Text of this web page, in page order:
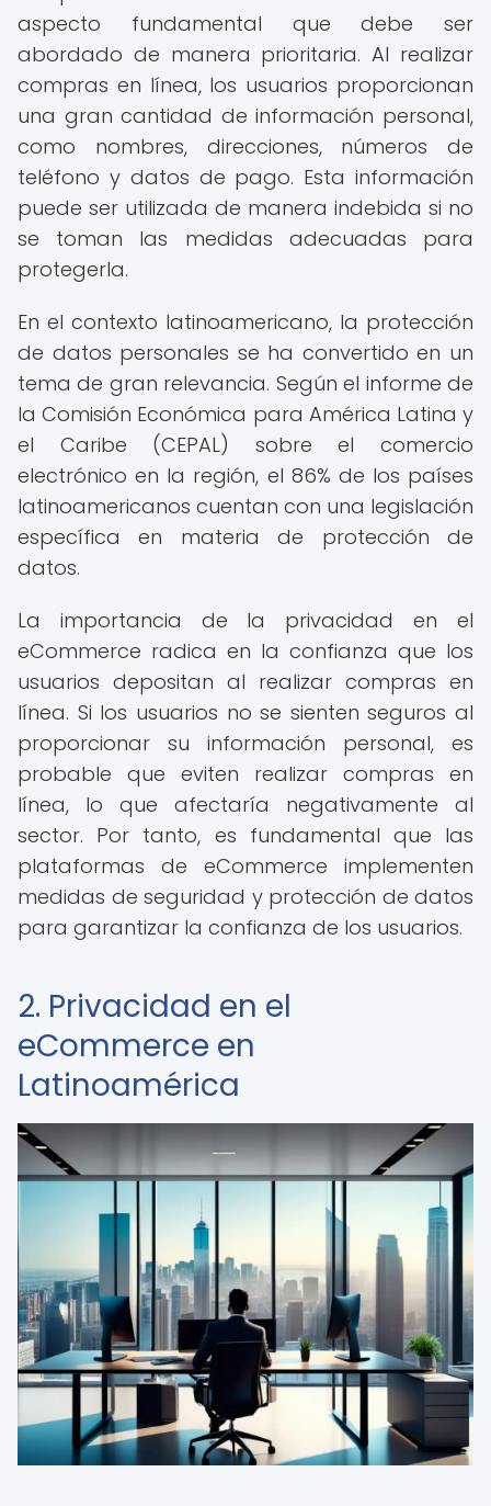
aspecto fundamental que debe ser
abordado de manera prioritaria. Al realizar
compras en línea, los usuarios proporcionan
una gran cantidad de información personal,
como nombres, direcciones, números de
teléfono y datos de pago. Esta información
puede ser utilizada de manera indebida si no
se toman las medidas adecuadas para
protegerla.
En el contexto latinoamericano, la protección
de datos personales se ha convertido en un
tema de gran relevancia. Según el informe de
la Comisión Económica para América Latina y
el Caribe (CEPAL) sobre el comercio
electrónico en la región, el 86% de los países
latinoamericanos cuentan con una legislación
específica en materia de protección de
datos.
La importancia de la privacidad en el
eCommerce radica en la confianza que los
usuarios depositan al realizar compras en
línea. Si los usuarios no se sienten seguros al
proporcionar su información personal, es
probable que eviten realizar compras en
línea, lo que afectaría negativamente al
sector. Por tanto, es fundamental que las
plataformas de eCommerce implementen
medidas de seguridad y protección de datos
para garantizar la confianza de los usuarios.
2. Privacidad en el
eCommerce en
Latinoamérica